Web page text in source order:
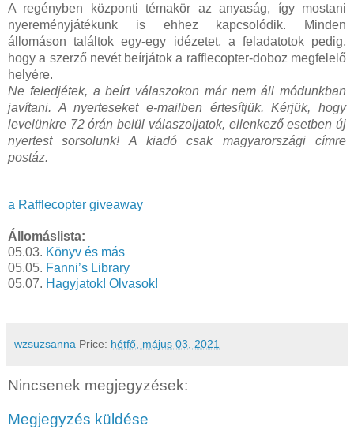
A regényben központi témakör az anyaság, így mostani
nyereményjátékunk is ehhez kapcsolódik. Minden
állomáson találtok egy-egy idézetet, a feladatotok pedig,
hogy a szerző nevét beírjátok a rafflecopter-doboz megfelelő
helyére.
Ne feledjétek, a beírt válaszokon már nem áll módunkban
javítani. A nyerteseket e-mailben értesítjük. Kérjük, hogy
levelünkre 72 órán belül válaszoljatok, ellenkező esetben új
nyertest sorsolunk! A kiadó csak magyarországi címre
postáz.
a Rafflecopter giveaway
Állomáslista:
05.03. Könyv és más
05.05. Fanni’s Library
05.07. Hagyjatok! Olvasok!
wzsuzsanna Price: hétfő, május 03, 2021
Nincsenek megjegyzések:
Megjegyzés küldése